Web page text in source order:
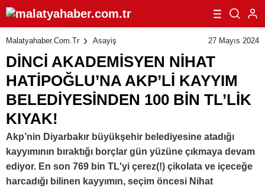
Malatyahaber.com.tr Asayiş 27 Mayıs 2024
DİNCİ AKADEMİSYEN NİHAT
HATİPOĞLU’NA AKP’Lİ KAYYIM
BELEDİYESİNDEN 100 BİN TL’LİK
KIYAK!
Akp’nin Diyarbakır büyükşehir belediyesine atadığı
kayyımının bıraktığı borçlar gün yüzüne çıkmaya devam
ediyor. En son 769 bin TL'yi çerez(!) çikolata ve içeceğe
harcadığı bilinen kayyımın, seçim öncesi Nihat